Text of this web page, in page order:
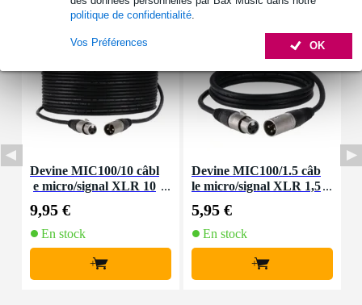
politique de confidentialité.
OK
Vos Préférences
Devine MIC100/10 câbl
e micro/signal XLR 10
9,95 €
En stock
+
Devine MIC100/1.5 câb
le micro/signal XLR 1,5
5,95 €
En stock
+